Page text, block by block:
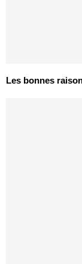
Les bonnes